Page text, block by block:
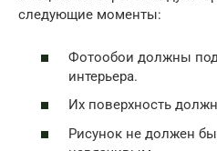
следующие моменты:
Фотообои должны
интерьера.
Их поверхность
Рисунок не должен